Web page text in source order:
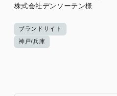
株式会社デンソーテン様
ブランドサイト
神戸/兵庫